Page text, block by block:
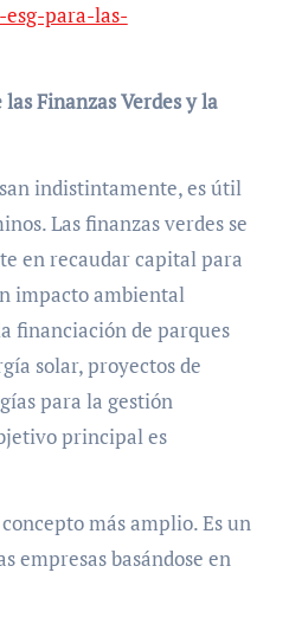
para-las-
Finanzas Verdes y la
indistintamente, es útil
Las finanzas verdes se
en recaudar capital para
impacto ambiental
financiación de parques
solar, proyectos de
para la gestión
principal es
más amplio. Es un
empresas basándose en